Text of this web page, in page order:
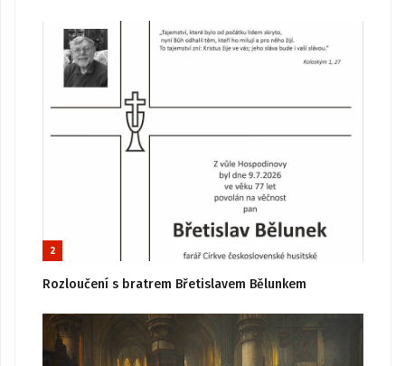
2
Rozloučení s bratrem Břetislavem Bělunkem